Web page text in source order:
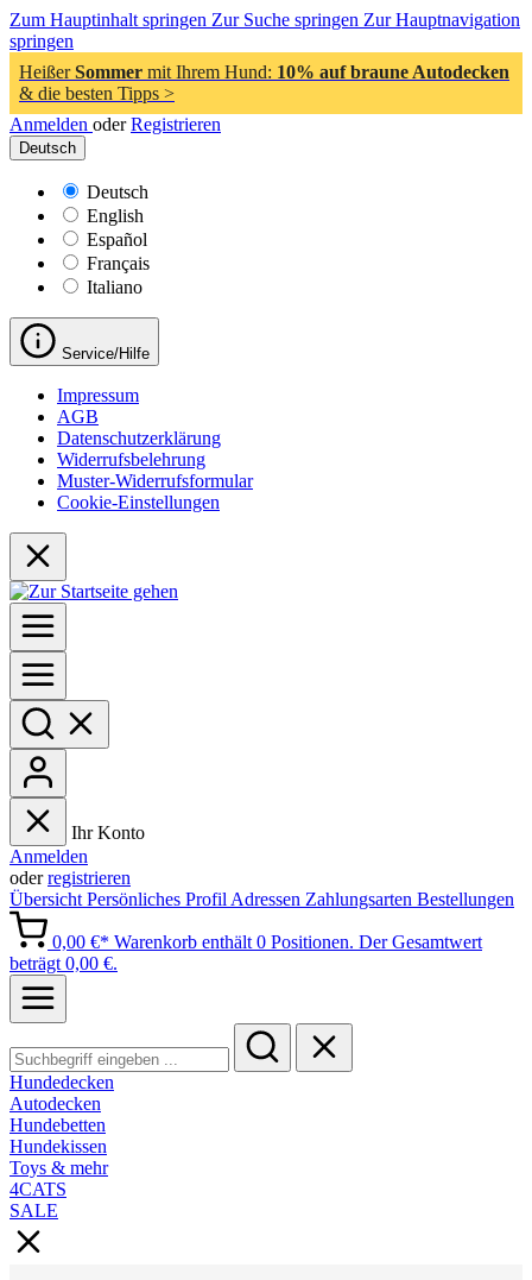
Zum Hauptinhalt springen Zur Suche springen Zur Hauptnavigation
springen
HeißerSommer mit Ihrem Hund: 10% auf braune Autodecken
& die besten Tipps >
Anmelden oder Registrieren
Deutsch
Deutsch
English
Español
Français
Italiano
Service/Hilfe
Impressum
AGB
Datenschutzerklärung
Widerrufsbelehrung
Muster-Widerrufsformular
Cookie-Einstellungen
Ihr Konto
Anmelden
oderregistrieren
Übersicht Persönliches Profil Adressen Zahlungsarten Bestellungen
0,00 €* Warenkorb enthält 0 Positionen. Der Gesamtwert
beträgt 0,00 €.
Hundedecken
Autodecken
Hundebetten
Hundekissen
Toys & mehr
4CATS
SALE